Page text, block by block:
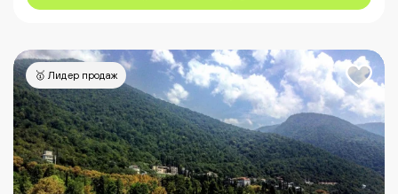
🥇 Лидер продаж